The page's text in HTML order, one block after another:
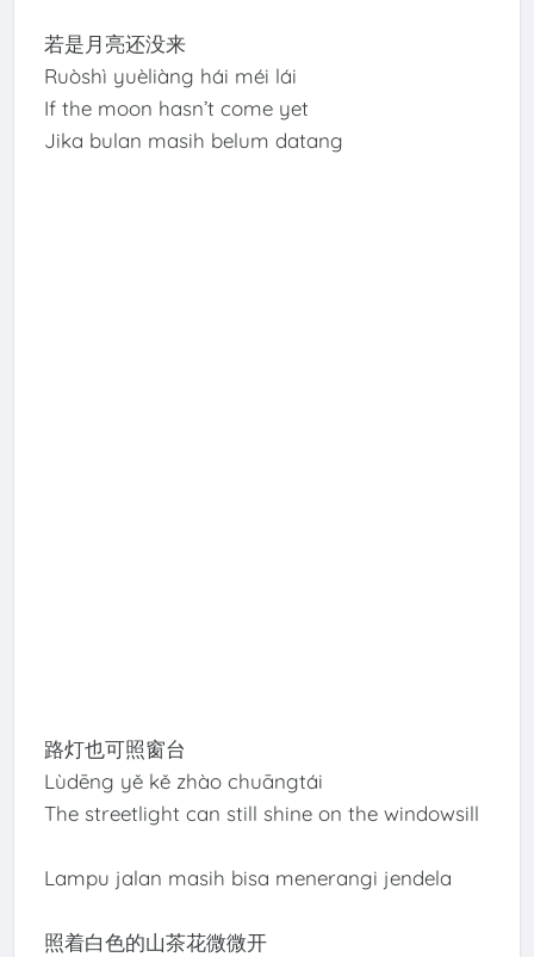
若是月亮还没来
Ruòshì yuèliàng hái méi lái
If the moon hasn’t come yet
Jika bulan masih belum datang
路灯也可照窗台
Lùdēng yě kě zhào chuāngtái
The streetlight can still shine on the windowsill
Lampu jalan masih bisa menerangi jendela
照着白色的山茶花微微开